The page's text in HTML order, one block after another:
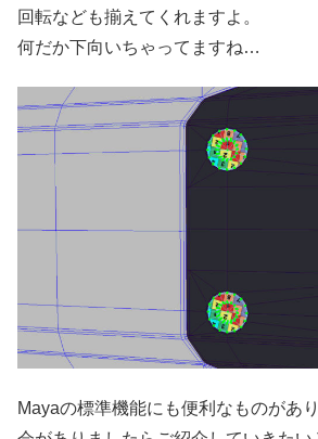
回転なども揃えてくれますよ。
何だか下向いちゃってますね…
Mayaの標準機能にも便利なものがあ